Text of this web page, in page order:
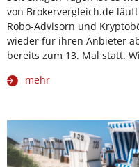
von Brokervergleich.de
Robo-Advisorn und
wieder für ihren Anbieter
bereits zum 13. Mal statt.
mehr